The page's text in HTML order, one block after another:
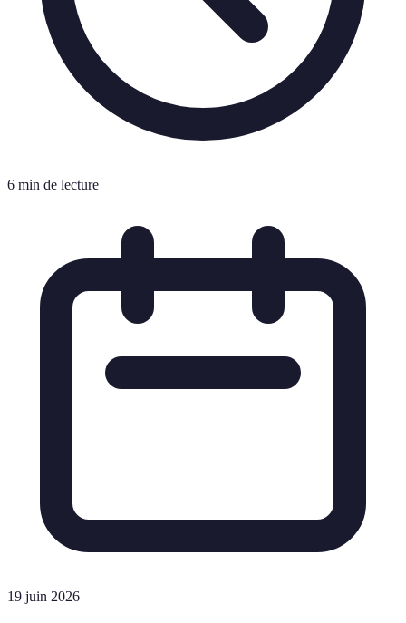
6 min de lecture
19 juin 2026